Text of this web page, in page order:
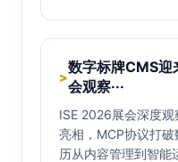
>
数字标牌CMS
会观察···
ISE 2026展会深度
亮相，MCP协议打
历从内容管理到智能